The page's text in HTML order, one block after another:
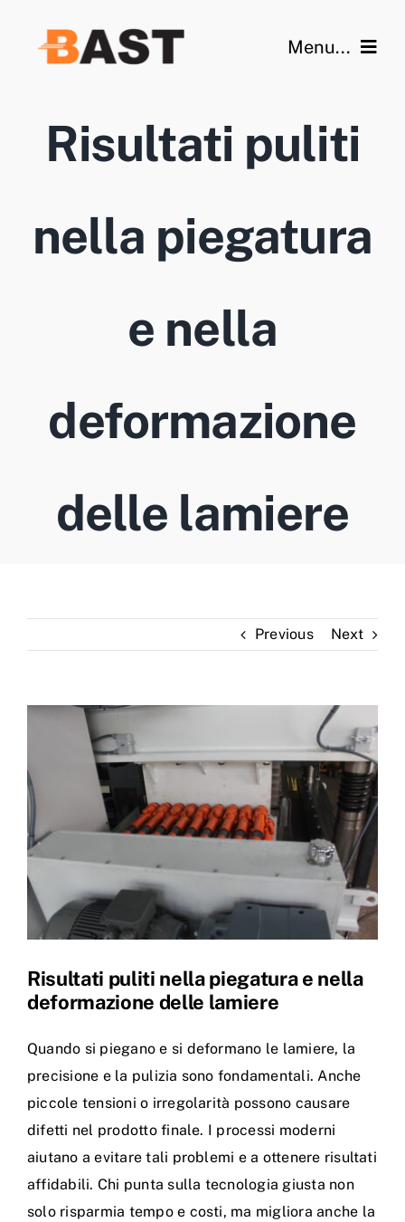
content
Menu...
Caratteristiche
Galleria
Contatto
Risultati puliti
nella piegatura
e nella
deformazione
delle lamiere
Previous Next
Image
Risultati puliti nella piegatura e nella
deformazione delle lamiere
Quando si piegano e si deformano le lamiere, la
precisione e la pulizia sono fondamentali. Anche
piccole tensioni o irregolarità possono causare
difetti nel prodotto finale. I processi moderni
aiutano a evitare tali problemi e a ottenere risultati
affidabili. Chi punta sulla tecnologia giusta non
solo risparmia tempo e costi, ma migliora anche la